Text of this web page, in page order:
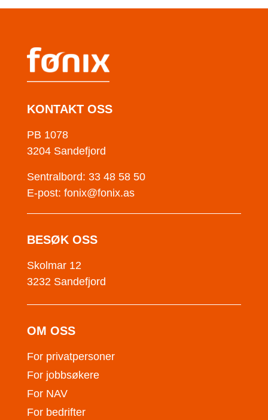
KONTAKT OSS
PB 1078
3204 Sandefjord
Sentralbord: 33 48 58 50
E-post: fonix@fonix.as
BESØK OSS
Skolmar 12
3232 Sandefjord
OM OSS
For privatpersoner
For jobbsøkere
For NAV
For bedrifter